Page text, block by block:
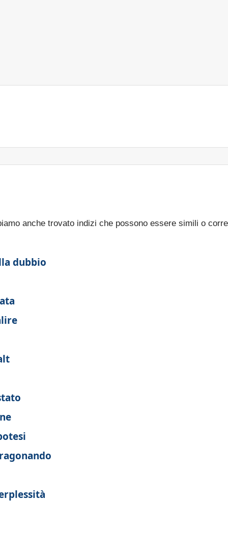
anche trovato indizi che possono essere simili o
dubbio